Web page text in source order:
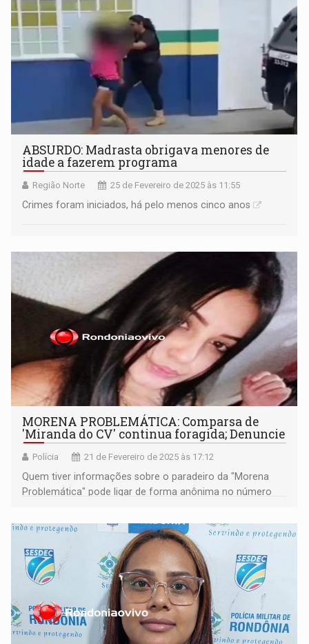
ABSURDO: Madrasta obrigava menores de
idade a fazerem programa
Região Norte 25 de Fevereiro de 2025 às 11:55
Crimes foram iniciados, há pelo menos cinco anos
MORENA PROBLEMÁTICA: Comparsa de
'Miranda do CV' continua foragida; Denuncie
Polícia 21 de Fevereiro de 2025 às 17:12
Quem tiver informações sobre o paradeiro da "Morena
Problemática" pode ligar de forma anônima no número